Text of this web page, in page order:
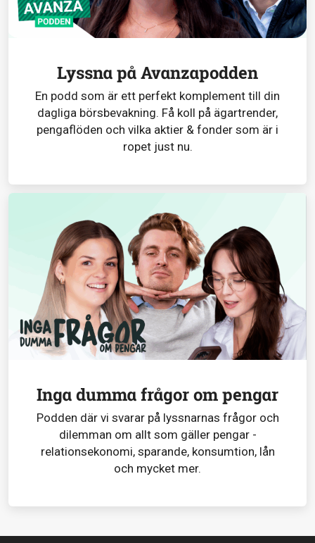
Lyssna på Avanzapodden
En podd som är ett perfekt komplement till din
dagliga börsbevakning. Få koll på ägartrender,
pengaflöden och vilka aktier & fonder som är i
ropet just nu.
Inga dumma frågor om pengar
Podden där vi svarar på lyssnarnas frågor och
dilemman om allt som gäller pengar -
relationsekonomi, sparande, konsumtion, lån
och mycket mer.